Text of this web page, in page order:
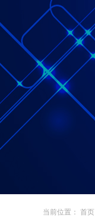
当前位置： 首页